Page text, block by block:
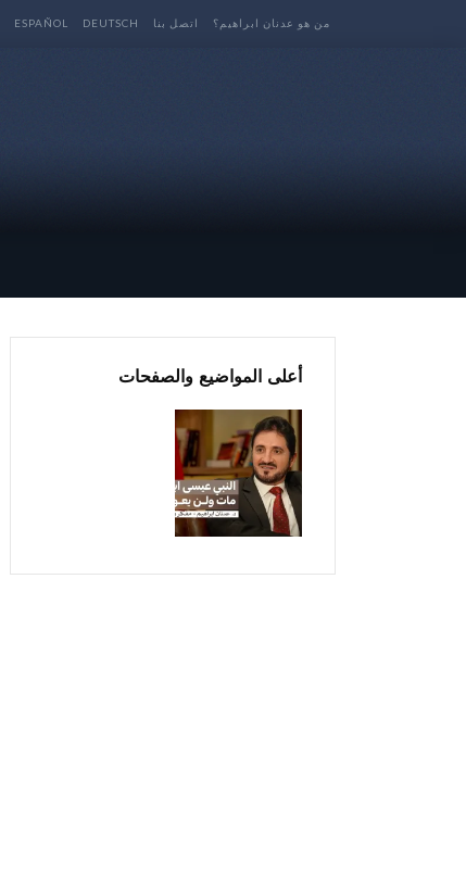
من هو عدنان ابراهيم؟ اتصل بنا DEUTSCH
ESPAÑOL
أعلى المواضيع والصفحات